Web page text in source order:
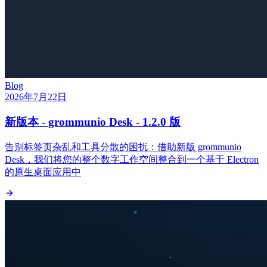
Blog
2026年7月22日
新版本 - grommunio Desk - 1.2.0 版
告别标签页杂乱和工具分散的困扰：借助新版 grommunio
Desk，我们将您的整个数字工作空间整合到一个基于 Electron
的原生桌面应用中